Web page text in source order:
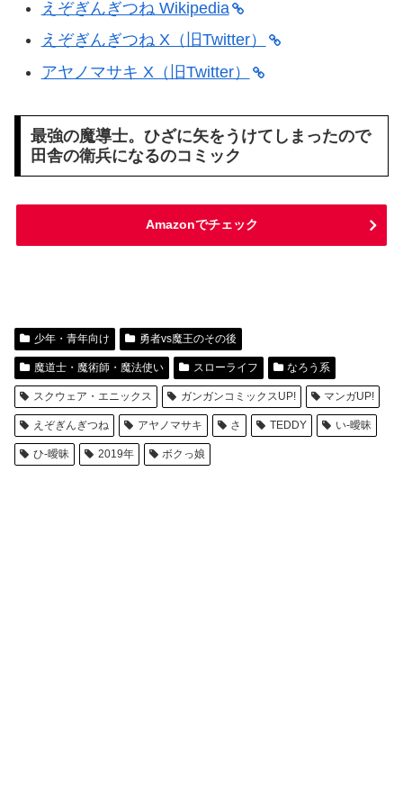
えぞぎんぎつね Wikipedia
えぞぎんぎつね X（旧Twitter）
アヤノマサキ X（旧Twitter）
最強の魔導士。ひざに矢をうけてしまったので
田舎の衛兵になるのコミック
Amazonでチェック
少年・青年向け 勇者vs魔王のその後
魔道士・魔術師・魔法使い スローライフ なろう系
スクウェア・エニックス ガンガンコミックスUP! マンガUP!
えぞぎんぎつね アヤノマサキ さ TEDDY い-曖昧
ひ-曖昧 2019年 ボクっ娘